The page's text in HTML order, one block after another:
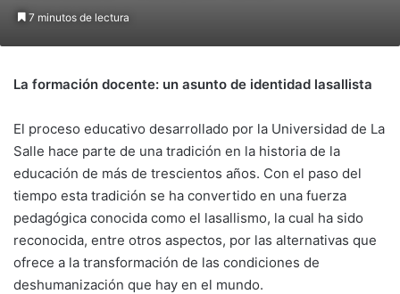
7 minutos de lectura
La formación docente: un asunto de identidad lasallista
El proceso educativo desarrollado por la Universidad de La
Salle hace parte de una tradición en la historia de la
educación de más de trescientos años. Con el paso del
tiempo esta tradición se ha convertido en una fuerza
pedagógica conocida como el lasallismo, la cual ha sido
reconocida, entre otros aspectos, por las alternativas que
ofrece a la transformación de las condiciones de
deshumanización que hay en el mundo.